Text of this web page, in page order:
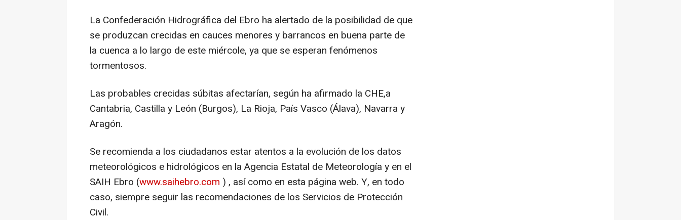
La Confederación Hidrográfica del Ebro ha alertado de la posibilidad de que
se produzcan crecidas en cauces menores y barrancos en buena parte de
la cuenca a lo largo de este miércole, ya que se esperan fenómenos
tormentosos.
Las probables crecidas súbitas afectarían, según ha afirmado la CHE,a
Cantabria, Castilla y León (Burgos), La Rioja, País Vasco (Álava), Navarra y
Aragón.
Se recomienda a los ciudadanos estar atentos a la evolución de los datos
meteorológicos e hidrológicos en la Agencia Estatal de Meteorología y en el
SAIH Ebro (www.saihebro.com ) , así como en esta página web. Y, en todo
caso, siempre seguir las recomendaciones de los Servicios de Protección
Civil.